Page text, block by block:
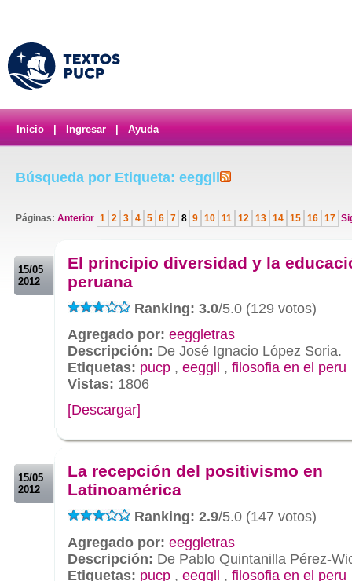
Inicio Ingresar Ayuda
Búsqueda por Etiqueta: eeggll
Páginas: Anterior 1 2 3 4 5 6 7 8 9 10 11 12 13 14 15 16 17
15/05
2012
El principio diversidad y la
peruana
Ranking: 3.0/5.0 (129 votos)
Agregado por: eeggletras
Descripción: De José Ignacio López Soria.
Etiquetas: pucp , eeggll , filosofia en el peru
Vistas: 1806
[Descargar]
15/05
2012
La recepción del positivismo en
Latinoamérica
Ranking: 2.9/5.0 (147 votos)
Agregado por: eeggletras
Descripción: De Pablo Quintanilla Pérez-
Etiquetas: pucp , eeggll , filosofia en el peru